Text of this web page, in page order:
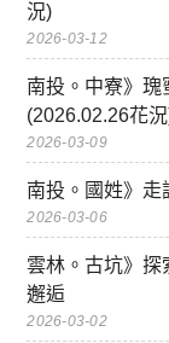
況)
2026-03-12
南投。中寮》瑰
(2026.02.26花
2026-03-09
南投。國姓》走
2026-03-06
雲林。古坑》探
邂逅
2026-03-02